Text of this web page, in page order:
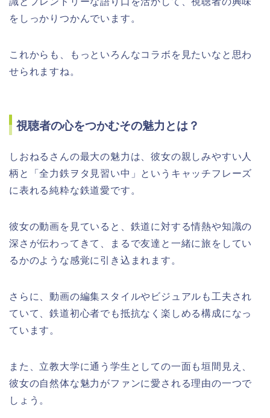
をしっかりつかんでいます。
これからも、もっといろんなコラボを見たいなと思わ
せられますね。
視聴者の心をつかむその魅力とは？
しおねるさんの最大の魅力は、彼女の親しみやすい人
柄と「全力鉄ヲタ見習い中」というキャッチフレーズ
に表れる純粋な鉄道愛です。
彼女の動画を見ていると、鉄道に対する情熱や知識の
深さが伝わってきて、まるで友達と一緒に旅をしてい
るかのような感覚に引き込まれます。
さらに、動画の編集スタイルやビジュアルも工夫され
ていて、鉄道初心者でも抵抗なく楽しめる構成になっ
ています。
また、立教大学に通う学生としての一面も垣間見え、
彼女の自然体な魅力がファンに愛される理由の一つで
しょう。